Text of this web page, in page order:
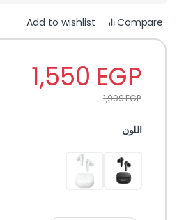
Compare
Add to wishlist
1,550 EGP
1,999EGP
اللون